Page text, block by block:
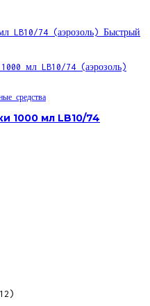
Быстрый
средства
1000 мл LB10/74